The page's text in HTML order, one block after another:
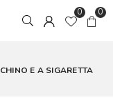
0 0
CHINO E A SIGARETTA